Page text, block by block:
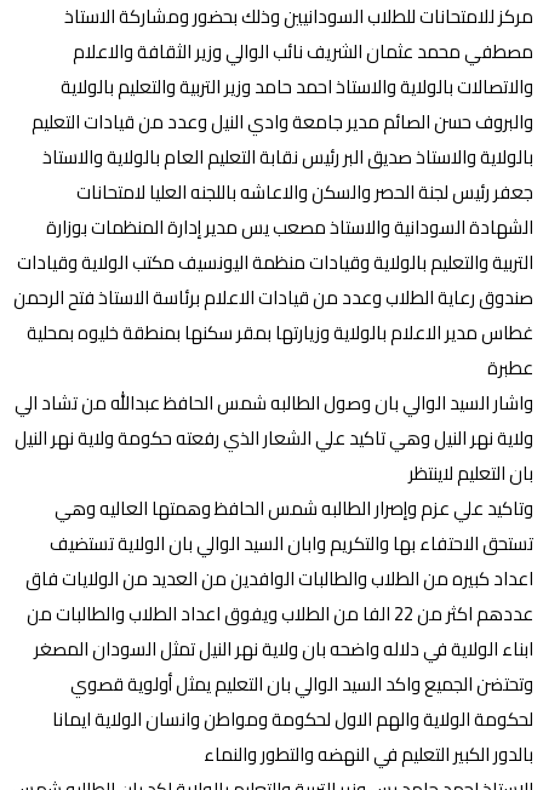
مركز للامتحانات للطلاب السودانيين وذلك بحضور ومشاركة الاستاذ
مصطفي محمد عثمان الشريف نائب الوالي وزير الثقافة والاعلام
والاتصالات بالولاية والاستاذ احمد حامد وزير التربية والتعليم بالولاية
والبروف حسن الصائم مدير جامعة وادي النيل وعدد من قيادات التعليم
بالولاية والاستاذ صديق البر رئيس نقابة التعليم العام بالولاية والاستاذ
جعفر رئيس لجنة الحصر والسكن والاعاشه باللجنه العليا لامتحانات
الشهادة السودانية والاستاذ مصعب يس مدير إدارة المنظمات بوزارة
التربية والتعليم بالولاية وقيادات منظمة اليونسيف مكتب الولاية وقيادات
صندوق رعاية الطلاب وعدد من قيادات الاعلام برئاسة الاستاذ فتح الرحمن
غطاس مدير الاعلام بالولاية وزيارتها بمقر سكنها بمنطقة خليوه بمحلية
عطبرة
واشار السيد الوالي بان وصول الطالبه شمس الحافظ عبدالله من تشاد الي
ولاية نهر النيل وهي تاكيد علي الشعار الذي رفعته حكومة ولاية نهر النيل
بان التعليم لاينتظر
وتاكيد علي عزم وإصرار الطالبه شمس الحافظ وهمتها العاليه وهي
تستحق الاحتفاء بها والتكريم وابان السيد الوالي بان الولاية تستضيف
اعداد كبيره من الطلاب والطالبات الوافدين من العديد من الولايات فاق
عددهم اكثر من 22 الفا من الطلاب ويفوق اعداد الطلاب والطالبات من
ابناء الولاية في دلاله واضحه بان ولاية نهر النيل تمثل السودان المصغر
وتحتضن الجميع واكد السيد الوالي بان التعليم يمثل أولوية قصوي
لحكومة الولاية والهم الاول لحكومة ومواطن وانسان الولاية ايمانا
بالدور الكبير التعليم في النهضه والتطور والنماء